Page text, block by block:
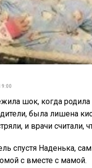
шок, когда
была лишена
и врачи
спустя Наденька,
с вместе с мамой.